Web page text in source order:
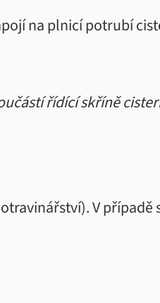
na plnicí potrubí
řídící skříně
V